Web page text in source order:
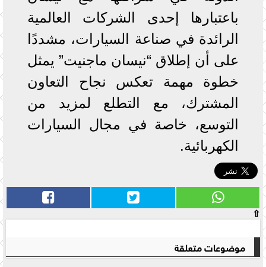
باعتبارها إحدى الشركات العالمية
الرائدة في صناعة السيارات، مشددًا
على أن إطلاق “نيسان ماجنيت” يمثل
خطوة مهمة تعكس نجاح التعاون
المشترك، مع التطلع لمزيد من
التوسع، خاصة في مجال السيارات
الكهربائية.
⇧
موضوعات متعلقة